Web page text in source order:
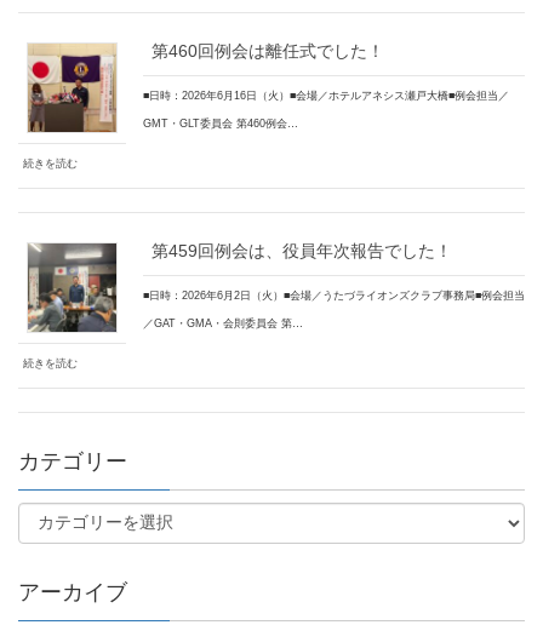
第460回例会は離任式でした！
■日時：2026年6月16日（火）■会場／ホテルアネシス瀬戸大橋■例会担当／
GMT・GLT委員会 第460例会…
続きを読む
第459回例会は、役員年次報告でした！
■日時：2026年6月2日（火）■会場／うたづライオンズクラブ事務局■例会担当
／GAT・GMA・会則委員会 第…
続きを読む
カテゴリー
アーカイブ